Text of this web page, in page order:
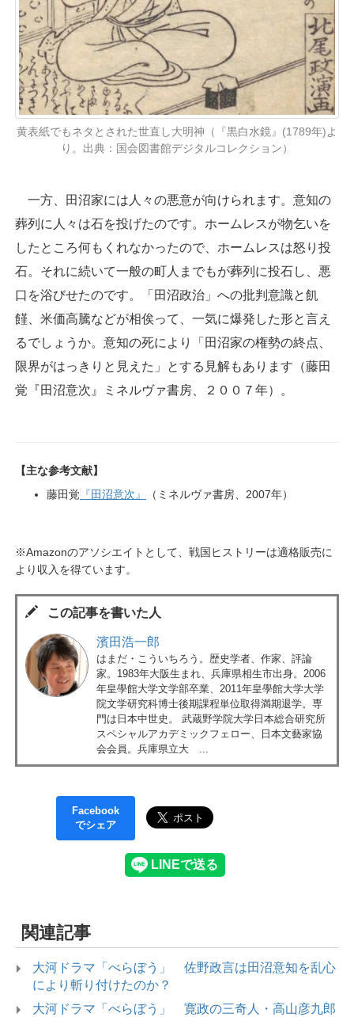
黄表紙でもネタとされた世直し大明神（『黒白水鏡』(1789年)よ
り。出典：国会図書館デジタルコレクション）
一方、田沼家には人々の悪意が向けられます。意知の
葬列に人々は石を投げたのです。ホームレスが物乞いを
したところ何もくれなかったので、ホームレスは怒り投
石。それに続いて一般の町人までもが葬列に投石し、悪
口を浴びせたのです。「田沼政治」への批判意識と飢
饉、米価高騰などが相俟って、一気に爆発した形と言え
るでしょうか。意知の死により「田沼家の権勢の終点、
限界がはっきりと見えた」とする見解もあります（藤田
覚『田沼意次』ミネルヴァ書房、２００７年）。
【主な参考文献】
藤田覚 『田沼意次』 （ミネルヴァ書房、2007年）
※Amazonのアソシエイトとして、戦国ヒストリーは適格販売に
より収入を得ています。
この記事を書いた人
濱田浩一郎
はまだ・こういちろう。歴史学者、作家、評論
家。1983年大阪生まれ、兵庫県相生市出身。2006
年皇學館大学文学部卒業、2011年皇學館大学大学
院文学研究科博士後期課程単位取得満期退学。専
門は日本中世史。 武蔵野学院大学日本総合研究所
スペシャルアカデミックフェロー、日本文藝家協
会会員。兵庫県立大 ...
Facebook
でシェア
関連記事
大河ドラマ「べらぼう」 佐野政言は田沼意知を乱心
により斬り付けたのか？
大河ドラマ「べらぼう」 寛政の三奇人・高山彦九郎